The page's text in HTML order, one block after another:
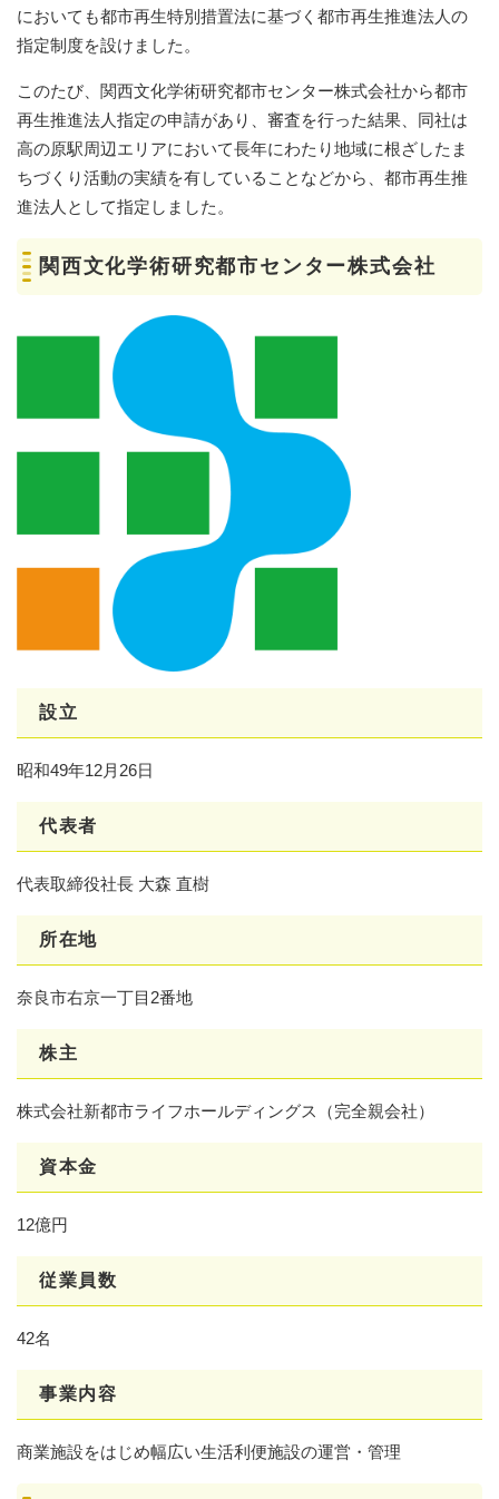
においても都市再生特別措置法に基づく都市再生推進法人の
指定制度を設けました。
このたび、関西文化学術研究都市センター株式会社から都市
再生推進法人指定の申請があり、審査を行った結果、同社は
高の原駅周辺エリアにおいて長年にわたり地域に根ざしたま
ちづくり活動の実績を有していることなどから、都市再生推
進法人として指定しました。
関西文化学術研究都市センター株式会社
設立
昭和49年12月26日
代表者
代表取締役社長 大森 直樹
所在地
奈良市右京一丁目2番地
株主
株式会社新都市ライフホールディングス（完全親会社）
資本金
12億円
従業員数
42名
事業内容
商業施設をはじめ幅広い生活利便施設の運営・管理